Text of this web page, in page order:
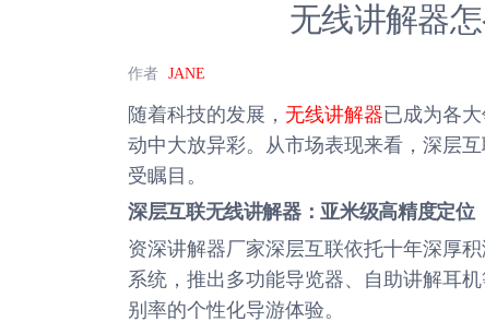
无线讲解器
作者 JANE
随着科技的发展， 无线讲解器已成为各
动中大放异彩。从市场表现来看，深层
受瞩目。
深层互联无线讲解器：亚米级高精度定位
资深讲解器厂家深层互联依托十年深厚
系统，推出多功能导览器、自助讲解耳
别率的个性化导游体验。